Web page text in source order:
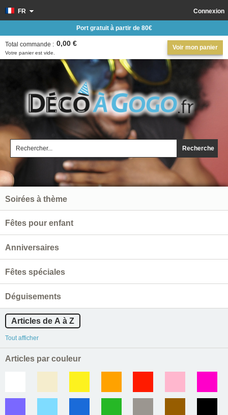
Recherche
Connexion
FR
Voir mon panier
Votre panier est vide.
Total commande : 0,00 €
Port gratuit à partir de 80€
Soirées à thème
Fêtes pour enfant
Anniversaires
Fêtes spéciales
Déguisements
Articles de A à Z
Tout afficher
Articles par couleur